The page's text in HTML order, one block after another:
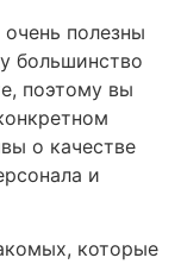
полезны
большинство
поэтому вы
о качестве
и
которые